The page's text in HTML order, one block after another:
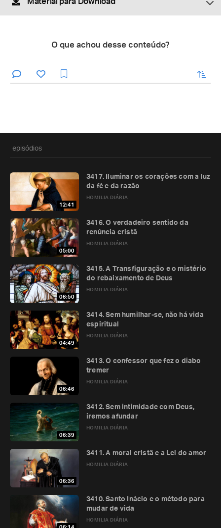
O que achou desse conteúdo?
enviar
episódios
12:41
HOMILIA DIÁRIA
3417. Iluminar os corações com a luz
da fé e da razão
05:00
HOMILIA DIÁRIA
3416. O verdadeiro sentido da
renúncia cristã
06:50
HOMILIA DIÁRIA
3415. A Transfiguração e o mistério
do rebaixamento de Deus
04:49
HOMILIA DIÁRIA
3414. Sem humilhar-se, não há vida
espiritual
06:46
HOMILIA DIÁRIA
3413. O confessor que fez o diabo
tremer
06:39
HOMILIA DIÁRIA
3412. Sem intimidade com Deus,
iremos afundar
06:36
HOMILIA DIÁRIA
3411. A moral cristã e a Lei do amor
HOMILIA DIÁRIA
3410. Santo Inácio e o método para
mudar de vida